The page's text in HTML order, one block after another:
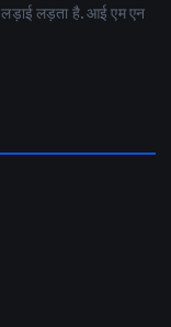
लड़ता है. आई एम एन